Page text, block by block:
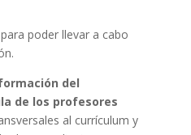
para poder llevar a cabo
del
de los profesores
al currículum y